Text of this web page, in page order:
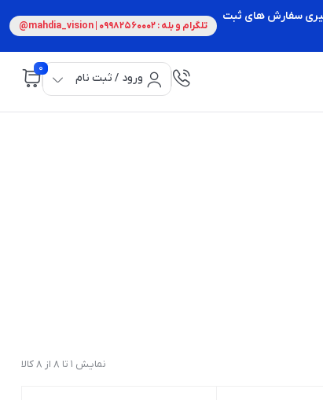
سفارش های ثبت
تلگرام و بله : 09982560002 | mahdia_vision@
ورود / ثبت نام
0
نمایش 1 تا 8 از 8 کالا